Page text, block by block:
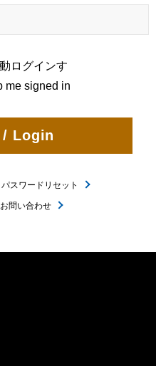
ログインす
signed in
パスワードリセット
お問い合わせ